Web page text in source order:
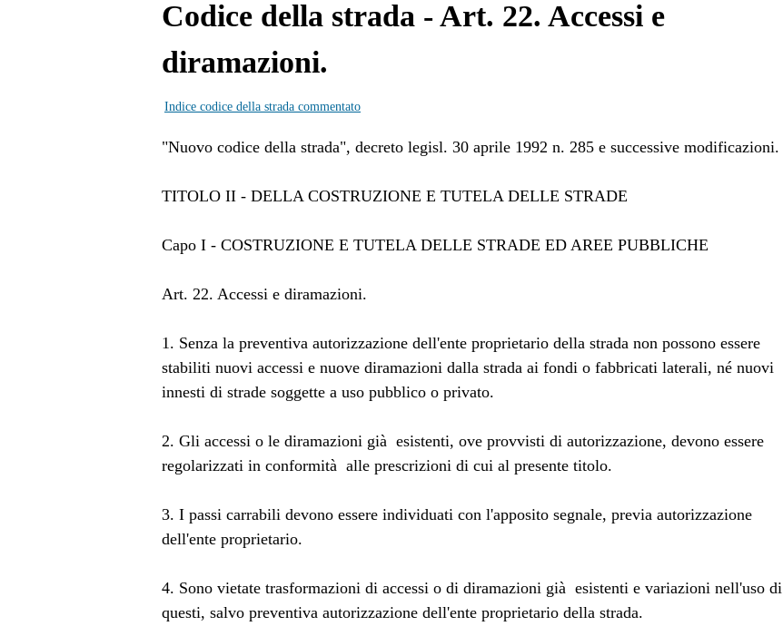
Codice della strada - Art. 22. Accessi e
diramazioni.
Indice codice della strada commentato
"Nuovo codice della strada", decreto legisl. 30 aprile 1992 n. 285 e successive modificazioni.
TITOLO II - DELLA COSTRUZIONE E TUTELA DELLE STRADE
Capo I - COSTRUZIONE E TUTELA DELLE STRADE ED AREE PUBBLICHE
Art. 22. Accessi e diramazioni.
1. Senza la preventiva autorizzazione dell'ente proprietario della strada non possono essere
stabiliti nuovi accessi e nuove diramazioni dalla strada ai fondi o fabbricati laterali, né nuovi
innesti di strade soggette a uso pubblico o privato.
2. Gli accessi o le diramazioni già esistenti, ove provvisti di autorizzazione, devono essere
regolarizzati in conformità alle prescrizioni di cui al presente titolo.
3. I passi carrabili devono essere individuati con l'apposito segnale, previa autorizzazione
dell'ente proprietario.
4. Sono vietate trasformazioni di accessi o di diramazioni già esistenti e variazioni nell'uso di
questi, salvo preventiva autorizzazione dell'ente proprietario della strada.